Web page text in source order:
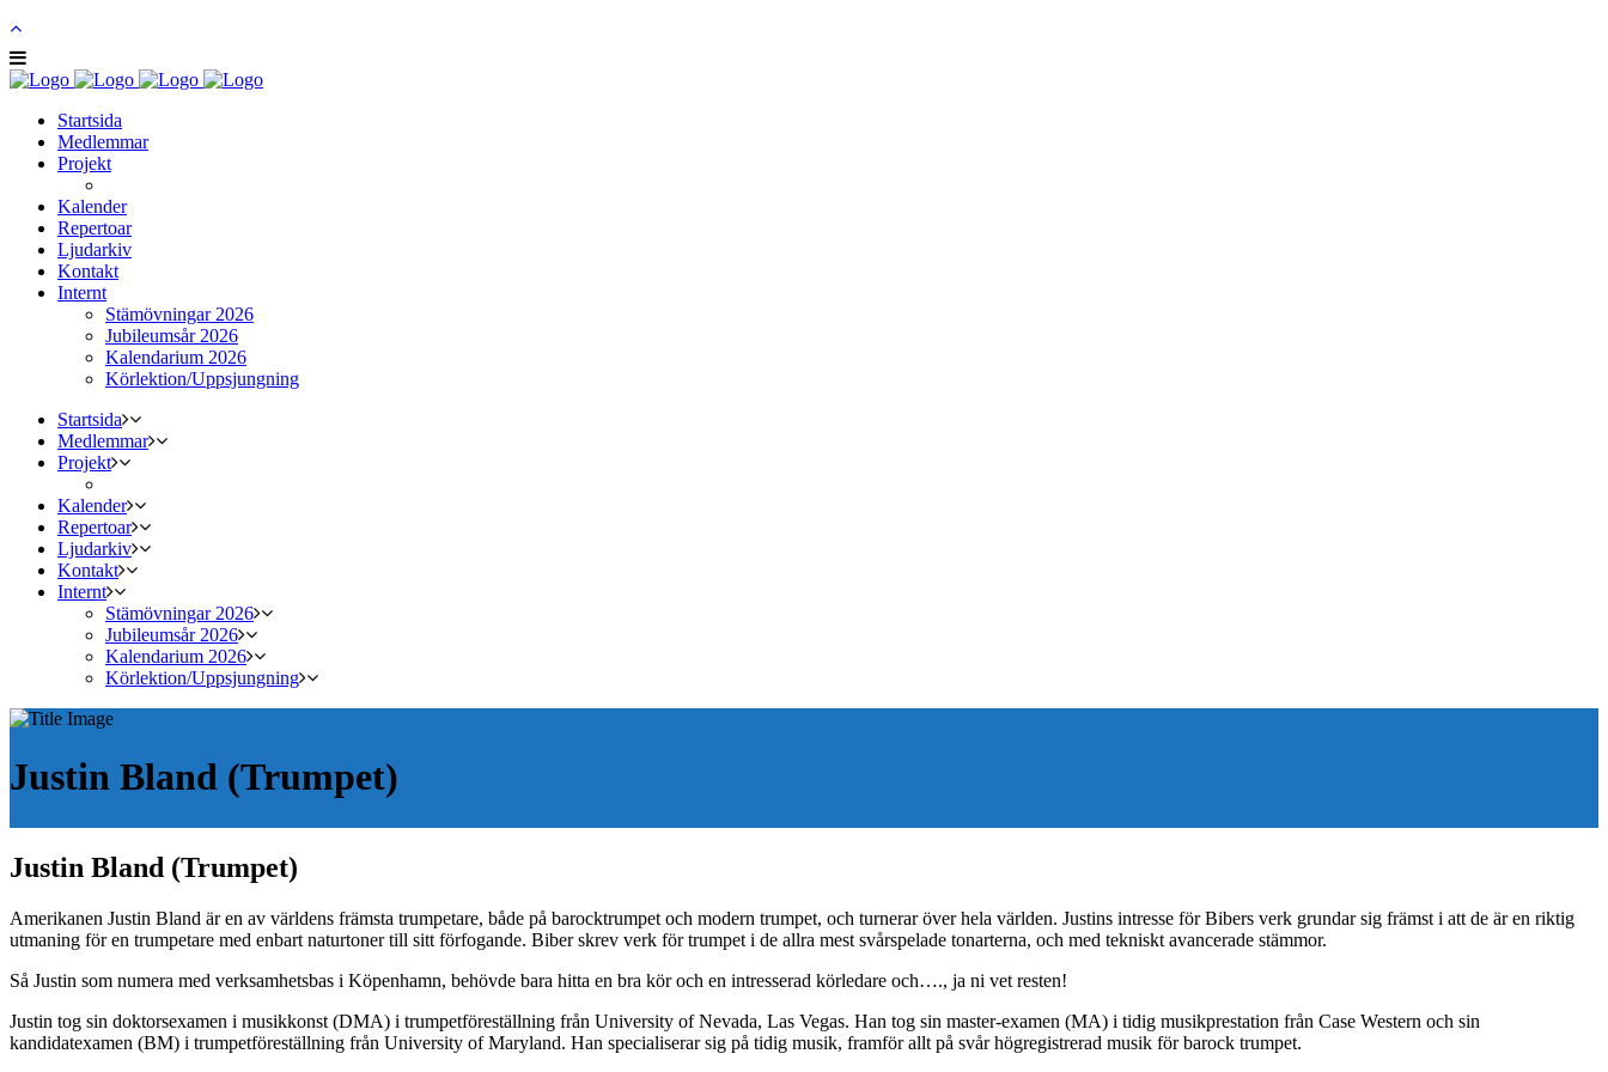
Startsida
Medlemmar
Projekt
Kalender
Repertoar
Ljudarkiv
Kontakt
Internt
Stämövningar 2026
Jubileumsår 2026
Kalendarium 2026
Körlektion/Uppsjungning
Startsida
Medlemmar
Projekt
Kalender
Repertoar
Ljudarkiv
Kontakt
Internt
Stämövningar 2026
Jubileumsår 2026
Kalendarium 2026
Körlektion/Uppsjungning
Justin Bland (Trumpet)
Justin Bland (Trumpet)
Amerikanen Justin Bland är en av världens främsta trumpetare, både på barocktrumpet och modern trumpet, och turnerar över hela världen. Justins intresse för Bibers verk grundar sig främst i att de är en riktig
utmaning för en trumpetare med enbart naturtoner till sitt förfogande. Biber skrev verk för trumpet i de allra mest svårspelade tonarterna, och med tekniskt avancerade stämmor.
Så Justin som numera med verksamhetsbas i Köpenhamn, behövde bara hitta en bra kör och en intresserad körledare och…., ja ni vet resten!
Justin tog sin doktorsexamen i musikkonst (DMA) i trumpetföreställning från University of Nevada, Las Vegas. Han tog sin master-examen (MA) i tidig musikprestation från Case Western och sin
kandidatexamen (BM) i trumpetföreställning från University of Maryland. Han specialiserar sig på tidig musik, framför allt på svår högregistrerad musik för barock trumpet.